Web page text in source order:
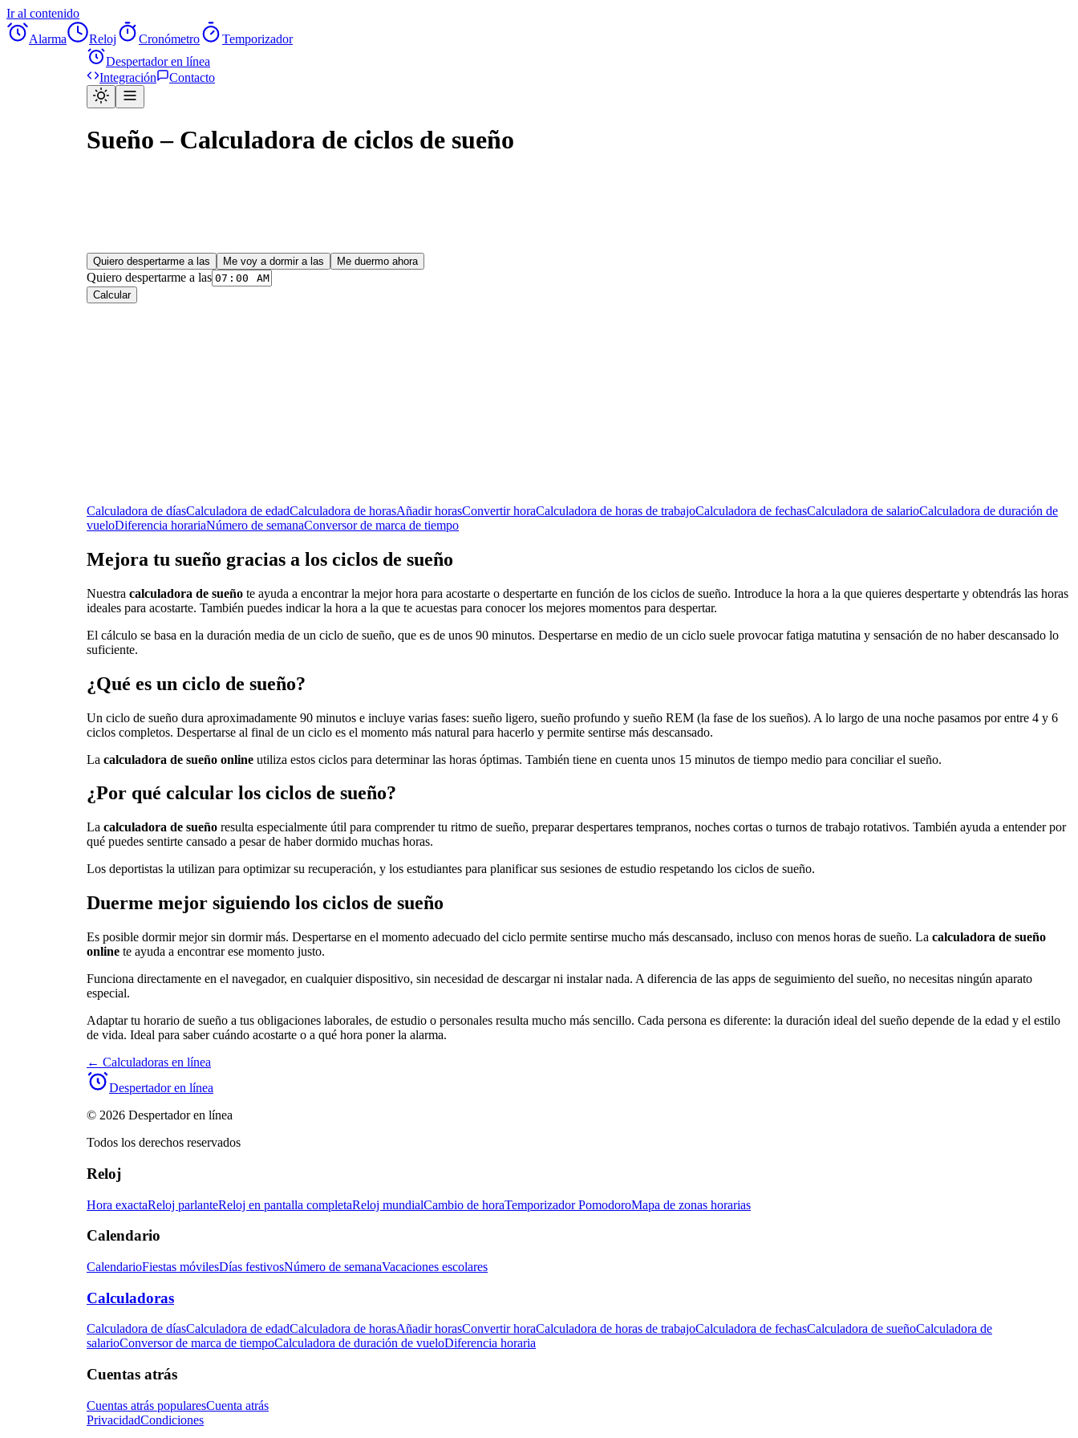
Ir al contenido
Alarma
Reloj Cronómetro
Temporizador
Despertador en línea
Integración
Contacto
Sueño – Calculadora de ciclos de sueño
Quiero despertarme a las Me voy a dormir a las Me duermo ahora
Quiero despertarme a las
Calcular
Calculadora de díasCalculadora de edadCalculadora de horasAñadir horasConvertir horaCalculadora de horas de trabajoCalculadora de fechasCalculadora de salarioCalculadora de duración de
vueloDiferencia horariaNúmero de semanaConversor de marca de tiempo
Mejora tu sueño gracias a los ciclos de sueño
Nuestra calculadora de sueño te ayuda a encontrar la mejor hora para acostarte o despertarte en función de los ciclos de sueño. Introduce la hora a la que quieres despertarte y obtendrás las horas
ideales para acostarte. También puedes indicar la hora a la que te acuestas para conocer los mejores momentos para despertar.
El cálculo se basa en la duración media de un ciclo de sueño, que es de unos 90 minutos. Despertarse en medio de un ciclo suele provocar fatiga matutina y sensación de no haber descansado lo
suficiente.
¿Qué es un ciclo de sueño?
Un ciclo de sueño dura aproximadamente 90 minutos e incluye varias fases: sueño ligero, sueño profundo y sueño REM (la fase de los sueños). A lo largo de una noche pasamos por entre 4 y 6
ciclos completos. Despertarse al final de un ciclo es el momento más natural para hacerlo y permite sentirse más descansado.
La calculadora de sueño online utiliza estos ciclos para determinar las horas óptimas. También tiene en cuenta unos 15 minutos de tiempo medio para conciliar el sueño.
¿Por qué calcular los ciclos de sueño?
La calculadora de sueño resulta especialmente útil para comprender tu ritmo de sueño, preparar despertares tempranos, noches cortas o turnos de trabajo rotativos. También ayuda a entender por
qué puedes sentirte cansado a pesar de haber dormido muchas horas.
Los deportistas la utilizan para optimizar su recuperación, y los estudiantes para planificar sus sesiones de estudio respetando los ciclos de sueño.
Duerme mejor siguiendo los ciclos de sueño
Es posible dormir mejor sin dormir más. Despertarse en el momento adecuado del ciclo permite sentirse mucho más descansado, incluso con menos horas de sueño. La calculadora de sueño
online te ayuda a encontrar ese momento justo.
Funciona directamente en el navegador, en cualquier dispositivo, sin necesidad de descargar ni instalar nada. A diferencia de las apps de seguimiento del sueño, no necesitas ningún aparato
especial.
Adaptar tu horario de sueño a tus obligaciones laborales, de estudio o personales resulta mucho más sencillo. Cada persona es diferente: la duración ideal del sueño depende de la edad y el estilo
de vida. Ideal para saber cuándo acostarte o a qué hora poner la alarma.
← Calculadoras en línea
Despertador en línea
© 2026 Despertador en línea
Todos los derechos reservados
Reloj
Hora exactaReloj parlanteReloj en pantalla completaReloj mundialCambio de horaTemporizador PomodoroMapa de zonas horarias
Calendario
CalendarioFiestas móvilesDías festivosNúmero de semanaVacaciones escolares
Calculadoras
Calculadora de díasCalculadora de edadCalculadora de horasAñadir horasConvertir horaCalculadora de horas de trabajoCalculadora de fechasCalculadora de sueñoCalculadora de
salarioConversor de marca de tiempoCalculadora de duración de vueloDiferencia horaria
Cuentas atrás
Cuentas atrás popularesCuenta atrás
PrivacidadCondiciones